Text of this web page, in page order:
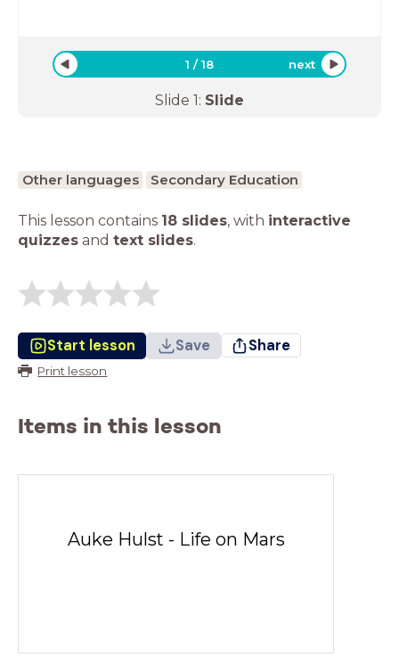
1 /18 next
Slide 1: Slide
Other languages Secondary Education
This lesson contains 18 slides, with interactive
quizzes and text slides.
Start lesson Save Share
Print lesson
Items in this lesson
Auke Hulst - Life on Mars